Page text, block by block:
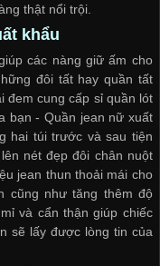
thật nổi trội.
khẩu
các nàng giữ ấm cho
đôi tất hay quần tất
đemcung cấp sỉ quần lót
bạn - Quần jean nữ xuất
hai túi trước và sau tiện
nét đẹp đôi chân nuột
jean thun thoải mái cho
cũng như tăng thêm độ
và cẩn thận giúp chiếc
sẽ lấy được lòng tin của